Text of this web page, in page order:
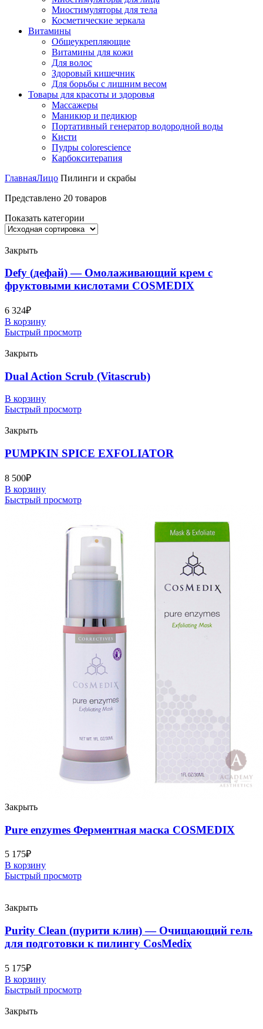
Миостимуляторы для тела
Косметические зеркала
Витамины
Общеукрепляющие
Витамины для кожи
Для волос
Здоровый кишечник
Для борьбы с лишним весом
Товары для красоты и здоровья
Массажеры
Маникюр и педикюр
Портативный генератор водородной воды
Кисти
Пудры colorescience
Карбокситерапия
ГлавнаяЛицо Пилинги и скрабы
Представлено 20 товаров
Показать категории
Закрыть
Defy (дефай) — Омолаживающий крем с
фруктовыми кислотами COSMEDIX
6 324₽
В корзину
Быстрый просмотр
Закрыть
Dual Action Scrub (Vitascrub)
В корзину
Быстрый просмотр
Закрыть
PUMPKIN SPICE EXFOLIATOR
8 500₽
В корзину
Быстрый просмотр
Закрыть
Pure enzymes Ферментная маска COSMEDIX
5 175₽
В корзину
Быстрый просмотр
Закрыть
Purity Clean (пурити клин) — Очищающий гель
для подготовки к пилингу CosMedix
5 175₽
В корзину
Быстрый просмотр
Закрыть